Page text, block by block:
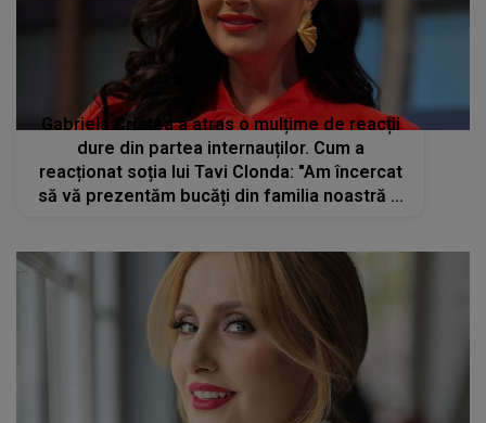
Gabriela Cristea a atras o mulțime de reacții
dure din partea internauților. Cum a
reacționat soția lui Tavi Clonda: "Am încercat
să vă prezentăm bucăți din familia noastră și